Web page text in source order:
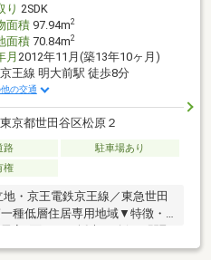
り 2SDK
面積97.94m2
面積70.84m2
月 2012年11月(築13年10ヶ月)
京王線 明大前駅 徒歩8分
の交通
東京都世田谷区松原２
路
駐車場あり
権
・京王電鉄京王線／東急世田
種低層住居専用地域▼特徴・
越えのゆとりある住空間・収